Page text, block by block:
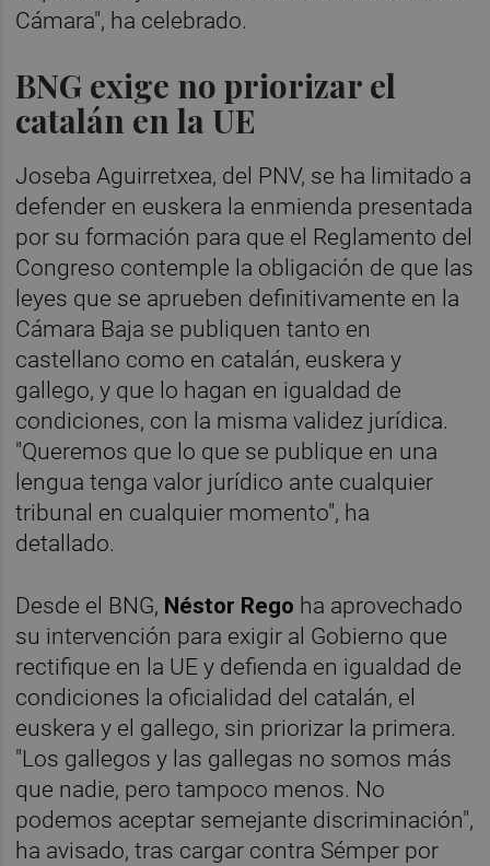
Cámara", ha celebrado.
BNG exige no priorizar el
catalán en la UE
Joseba Aguirretxea, del PNV, se ha limitado a
defender en euskera la enmienda presentada
por su formación para que el Reglamento del
Congreso contemple la obligación de que las
leyes que se aprueben definitivamente en la
Cámara Baja se publiquen tanto en
castellano como en catalán, euskera y
gallego, y que lo hagan en igualdad de
condiciones, con la misma validez jurídica.
"Queremos que lo que se publique en una
lengua tenga valor jurídico ante cualquier
tribunal en cualquier momento", ha
detallado.
Desde el BNG, Néstor Rego ha aprovechado
su intervención para exigir al Gobierno que
rectifique en la UE y defienda en igualdad de
condiciones la oficialidad del catalán, el
euskera y el gallego, sin priorizar la primera.
"Los gallegos y las gallegas no somos más
que nadie, pero tampoco menos. No
podemos aceptar semejante discriminación",
ha avisado, tras cargar contra Sémper por